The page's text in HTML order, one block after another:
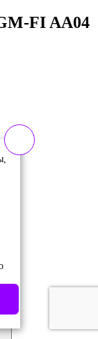
FI AA04